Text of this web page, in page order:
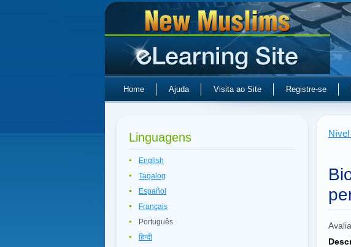
Home Ajuda Visita ao Site Registre-se
Linguagens
English
Tagalog
Español
Français
Português
हिन्दी
Nível